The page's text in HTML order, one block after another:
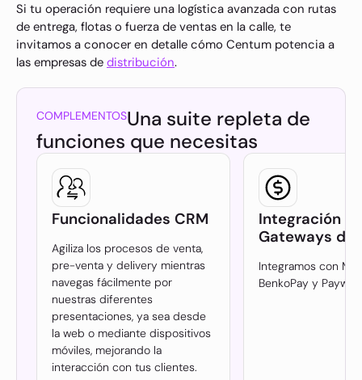
Si tu operación requiere una logística avanzada con rutas
de entrega, flotas o fuerza de ventas en la calle, te
invitamos a conocer en detalle cómo Centum potencia a
las empresas de distribución.
COMPLEMENTOSUna suite repleta de
funciones que necesitas
Funcionalidades CRM
Agiliza los procesos de venta,
pre-venta y delivery mientras
navegas fácilmente por
nuestras diferentes
presentaciones, ya sea desde
la web o mediante dispositivos
móviles, mejorando la
interacción con tus clientes.
Integración
Gateways de
Integramos con
BenkoPay y Payway.